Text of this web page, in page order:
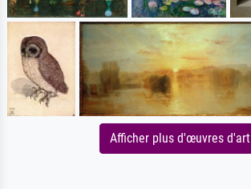
Afficher plus d'œuvres d'art